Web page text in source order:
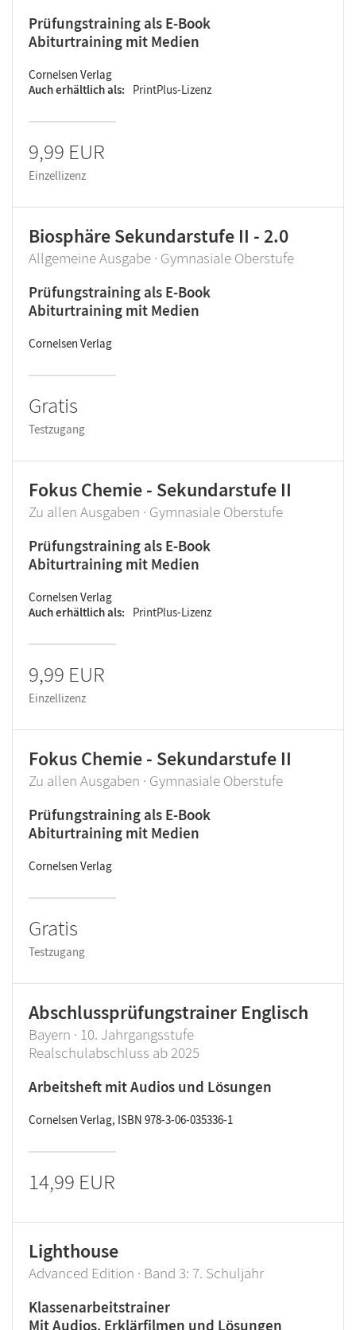
Prüfungstraining als E-Book
Abiturtraining mit Medien
Cornelsen Verlag
Auch erhältlich als
PrintPlus-Lizenz
9,99 EUR
Einzellizenz
Biosphäre Sekundarstufe II - 2.0
Allgemeine Ausgabe · Gymnasiale Oberstufe
Prüfungstraining als E-Book
Abiturtraining mit Medien
Cornelsen Verlag
Gratis
Testzugang
Fokus Chemie - Sekundarstufe II
Zu allen Ausgaben · Gymnasiale Oberstufe
Prüfungstraining als E-Book
Abiturtraining mit Medien
Cornelsen Verlag
Auch erhältlich als
PrintPlus-Lizenz
9,99 EUR
Einzellizenz
Fokus Chemie - Sekundarstufe II
Zu allen Ausgaben · Gymnasiale Oberstufe
Prüfungstraining als E-Book
Abiturtraining mit Medien
Cornelsen Verlag
Gratis
Testzugang
Abschlussprüfungstrainer Englisch
Bayern · 10. Jahrgangsstufe
Realschulabschluss ab 2025
Arbeitsheft mit Audios und Lösungen
Cornelsen Verlag, ISBN 978-3-06-035336-1
14,99 EUR
Lighthouse
Advanced Edition · Band 3: 7. Schuljahr
Klassenarbeitstrainer
Mit Audios, Erklärfilmen und Lösungen